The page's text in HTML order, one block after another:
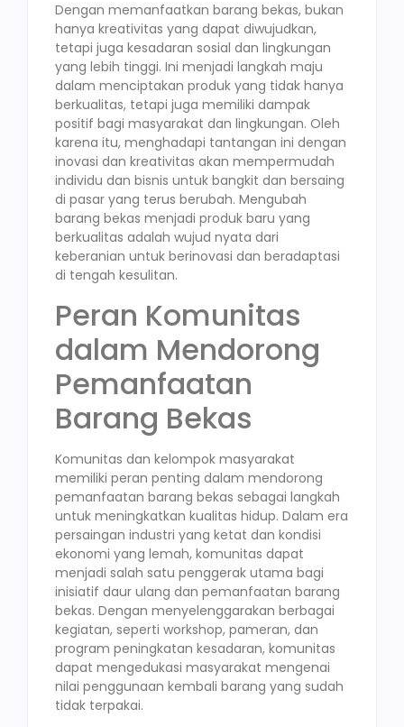
Dengan memanfaatkan barang bekas, bukan
hanya kreativitas yang dapat diwujudkan,
tetapi juga kesadaran sosial dan lingkungan
yang lebih tinggi. Ini menjadi langkah maju
dalam menciptakan produk yang tidak hanya
berkualitas, tetapi juga memiliki dampak
positif bagi masyarakat dan lingkungan. Oleh
karena itu, menghadapi tantangan ini dengan
inovasi dan kreativitas akan mempermudah
individu dan bisnis untuk bangkit dan bersaing
di pasar yang terus berubah. Mengubah
barang bekas menjadi produk baru yang
berkualitas adalah wujud nyata dari
keberanian untuk berinovasi dan beradaptasi
di tengah kesulitan.
Peran Komunitas
dalam Mendorong
Pemanfaatan
Barang Bekas
Komunitas dan kelompok masyarakat
memiliki peran penting dalam mendorong
pemanfaatan barang bekas sebagai langkah
untuk meningkatkan kualitas hidup. Dalam era
persaingan industri yang ketat dan kondisi
ekonomi yang lemah, komunitas dapat
menjadi salah satu penggerak utama bagi
inisiatif daur ulang dan pemanfaatan barang
bekas. Dengan menyelenggarakan berbagai
kegiatan, seperti workshop, pameran, dan
program peningkatan kesadaran, komunitas
dapat mengedukasi masyarakat mengenai
nilai penggunaan kembali barang yang sudah
tidak terpakai.